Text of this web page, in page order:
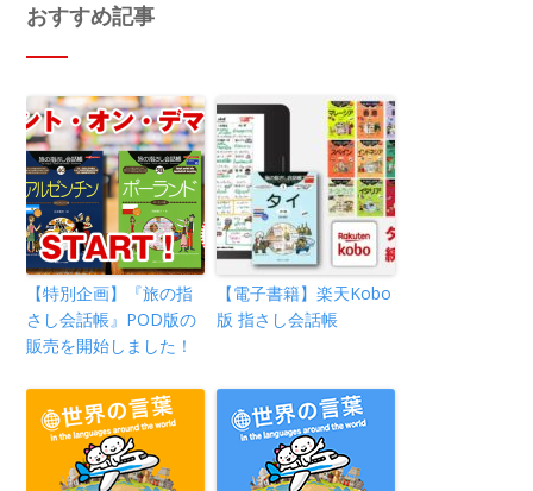
おすすめ記事
【特別企画】『旅の指
さし会話帳』POD版の
販売を開始しました！
【電子書籍】楽天Kobo
版 指さし会話帳